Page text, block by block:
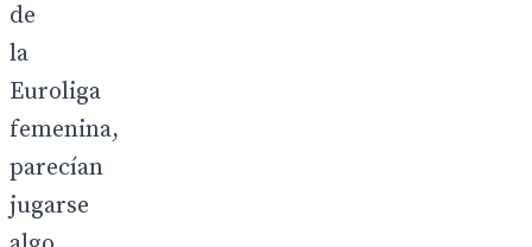
de
la
Euroliga
femenina,
parecían
jugarse